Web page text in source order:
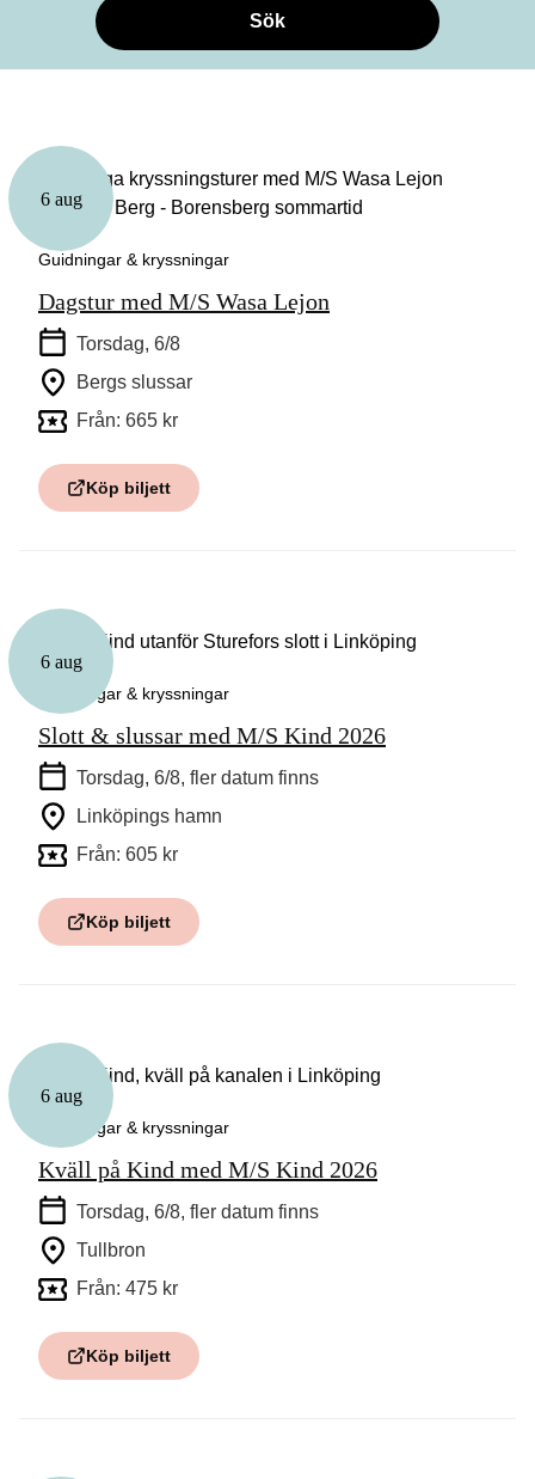
Sök
6 aug
Guidningar & kryssningar
Dagstur med M/S Wasa Lejon
Torsdag, 6/8
Bergs slussar
Från: 665 kr
Köp biljett
6 aug
Guidningar & kryssningar
Slott & slussar med M/S Kind 2026
Torsdag, 6/8, fler datum finns
Linköpings hamn
Från: 605 kr
Köp biljett
6 aug
Guidningar & kryssningar
Kväll på Kind med M/S Kind 2026
Torsdag, 6/8, fler datum finns
Tullbron
Från: 475 kr
Köp biljett